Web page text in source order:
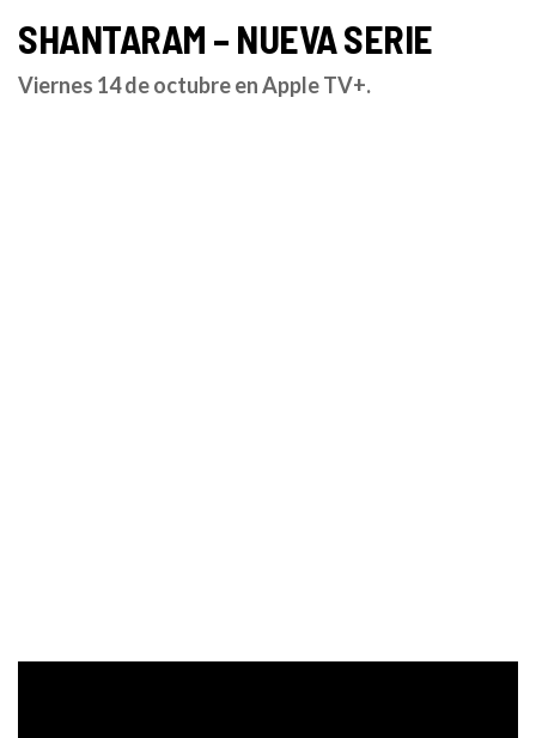
SHANTARAM – NUEVA SERIE
Viernes 14 de octubre en Apple TV+.